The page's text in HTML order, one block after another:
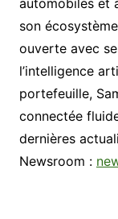
automobiles et
son
ouverte avec
l’intelligence
portefeuille,
connectée
dernières
Newsroom :